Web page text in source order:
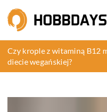
Sztuka tworzenia
na odprężenie i rozwijanie
Czy krople z witaminą B12
diecie wegańskiej?
Jak wybrać idealne
stomatologicznej?